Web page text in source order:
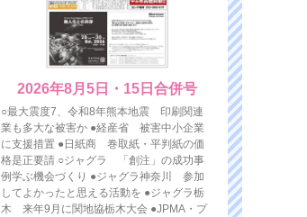
2026年8月5日・15日合併号
○最大震度7、令和8年熊本地震 印刷関連
業も多大な被害か ●経産省 被害中小企業
に支援措置 ●日紙商 巻取紙・平判紙の価
格是正要請 ○ジャグラ 「創注」の成功事
例学ぶ機会づくり ●ジャグラ神奈川 参加
してよかったと思える活動を ●ジャグラ栃
木 来年9月に関地協栃木大会 ●JPMA・プ